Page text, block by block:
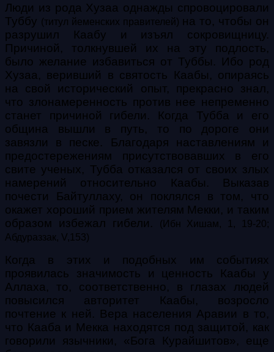
Люди из рода Хузаа однажды спровоцировали
Туббу (титул йеменских правителей) на то, чтобы он
разрушил Каабу и изъял сокровищницу.
Причиной, толкнувшей их на эту подлость,
было желание избавиться от Туббы. Ибо род
Хузаа, веривший в святость Каабы, опираясь
на свой исторический опыт, прекрасно знал,
что злонамеренность против нее непременно
станет причиной гибели. Когда Тубба и его
община вышли в путь, то по дороге они
завязли в песке. Благодаря наставлениям и
предостережениям присутствовавших в его
свите ученых, Тубба отказался от своих злых
намерений относительно Каабы. Выказав
почести Байтуллаху, он поклялся в том, что
окажет хороший прием жителям Мекки, и таким
образом избежал гибели.
(Ибн Хишам, 1, 19-20;
Абдураззак, V,153)
Когда в этих и подобных им событиях
проявилась значимость и ценность Каабы у
Аллаха, то, соответственно, в глазах людей
повысился авторитет Каабы, возросло
почтение к ней. Вера населения Аравии в то,
что Кааба и Мекка находятся под защитой, как
говорили язычники, «Бога Курайшитов», еще